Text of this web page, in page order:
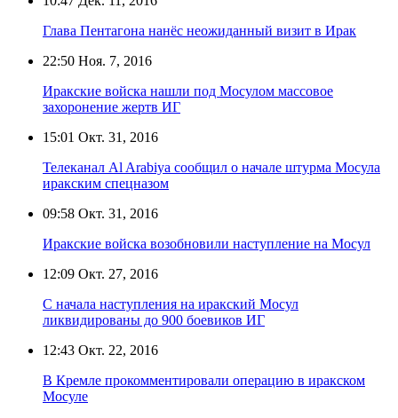
Глава Пентагона нанёс неожиданный визит в Ирак
22:50 Ноя. 7, 2016
Иракские войска нашли под Мосулом массовое
захоронение жертв ИГ
15:01 Окт. 31, 2016
Телеканал Al Arabiya сообщил о начале штурма Мосула
иракским спецназом
09:58 Окт. 31, 2016
Иракские войска возобновили наступление на Мосул
12:09 Окт. 27, 2016
С начала наступления на иракский Мосул
ликвидированы до 900 боевиков ИГ
12:43 Окт. 22, 2016
В Кремле прокомментировали операцию в иракском
Мосуле